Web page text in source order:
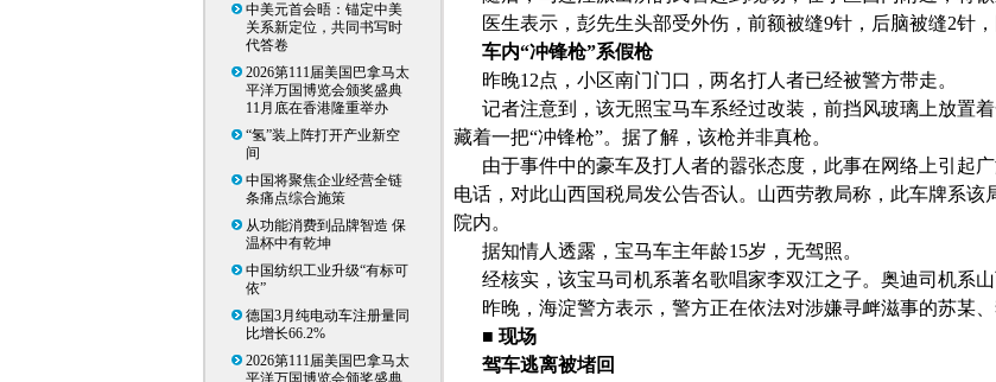
中美元首会晤：锚定中美
关系新定位，共同书写时
代答卷
2026第111届美国巴拿马太
平洋万国博览会颁奖盛典
11月底在香港隆重举办
“氢”装上阵打开产业新空
间
中国将聚焦企业经营全链
条痛点综合施策
从功能消费到品牌智造 保
温杯中有乾坤
中国纺织工业升级“有标可
依”
德国3月纯电动车注册量同
比增长66.2%
2026第111届美国巴拿马太
平洋万国博览会颁奖盛典
医生表示，彭先生头部受外伤，前额被缝9针，后脑被缝2针
车内“冲锋枪”系假枪
昨晚12点，小区南门门口，两名打人者已经被警方带走。
记者注意到，该无照宝马车系经过改装，前挡风玻璃上放置
藏着一把“冲锋枪”。据了解，该枪并非真枪。
由于事件中的豪车及打人者的嚣张态度，此事在网络上引起
电话，对此山西国税局发公告否认。山西劳教局称，此车牌系
院内。
据知情人透露，宝马车主年龄15岁，无驾照。
经核实，该宝马司机系著名歌唱家李双江之子。奥迪司机系
昨晚，海淀警方表示，警方正在依法对涉嫌寻衅滋事的苏某、
■ 现场
驾车逃离被堵回